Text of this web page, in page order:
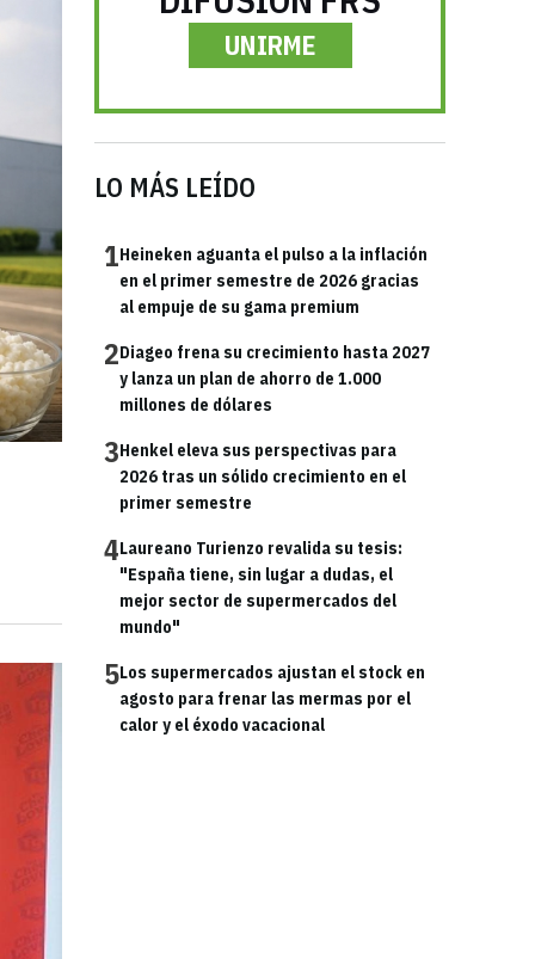
UNIRME
LO MÁS LEÍDO
1Heineken aguanta el pulso a la inflación
en el primer semestre de 2026 gracias
al empuje de su gama premium
2Diageo frena su crecimiento hasta 2027
y lanza un plan de ahorro de 1.000
millones de dólares
3Henkel eleva sus perspectivas para
2026 tras un sólido crecimiento en el
primer semestre
4Laureano Turienzo revalida su tesis:
"España tiene, sin lugar a dudas, el
mejor sector de supermercados del
mundo"
5Los supermercados ajustan el stock en
agosto para frenar las mermas por el
calor y el éxodo vacacional